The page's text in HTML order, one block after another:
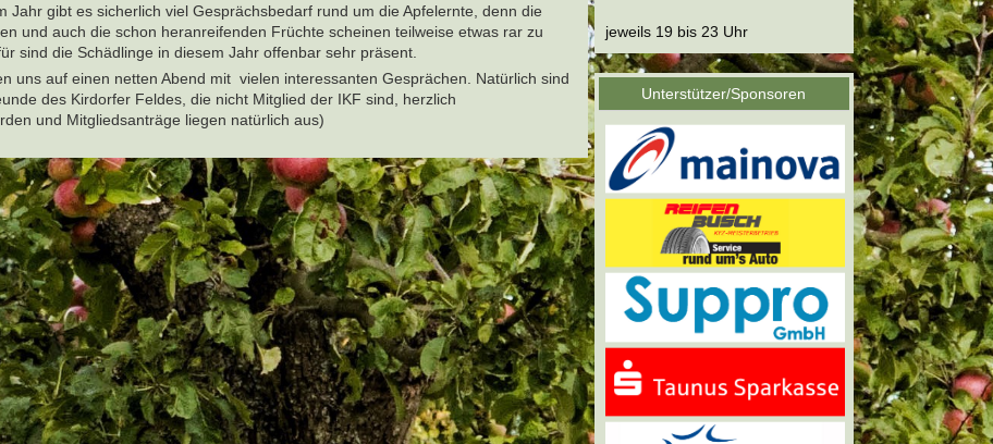
Jahr gibt es sicherlich viel Gesprächsbedarf rund um die Apfelernte, denn die
und auch die schon heranreifenden Früchte scheinen teilweise etwas rar zu
sind die Schädlinge in diesem Jahr offenbar sehr präsent.
uns auf einen netten Abend mit vielen interessanten Gesprächen. Natürlich sind
des Kirdorfer Feldes, die nicht Mitglied der IKF sind, herzlich
und Mitgliedsanträge liegen natürlich aus)
jeweils 19 bis 23 Uhr
Unterstützer/Sponsoren